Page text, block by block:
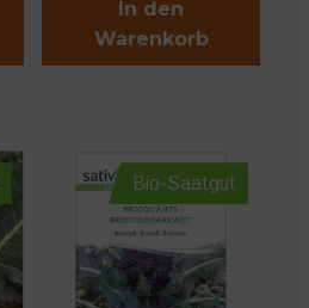
In den
Warenkorb
Bio-Saatgut